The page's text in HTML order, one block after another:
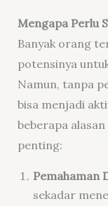
Mengapa Perlu
Banyak orang
potensinya
Namun, tanpa
bisa menjadi
beberapa
penting:
Pemahaman
sekadar